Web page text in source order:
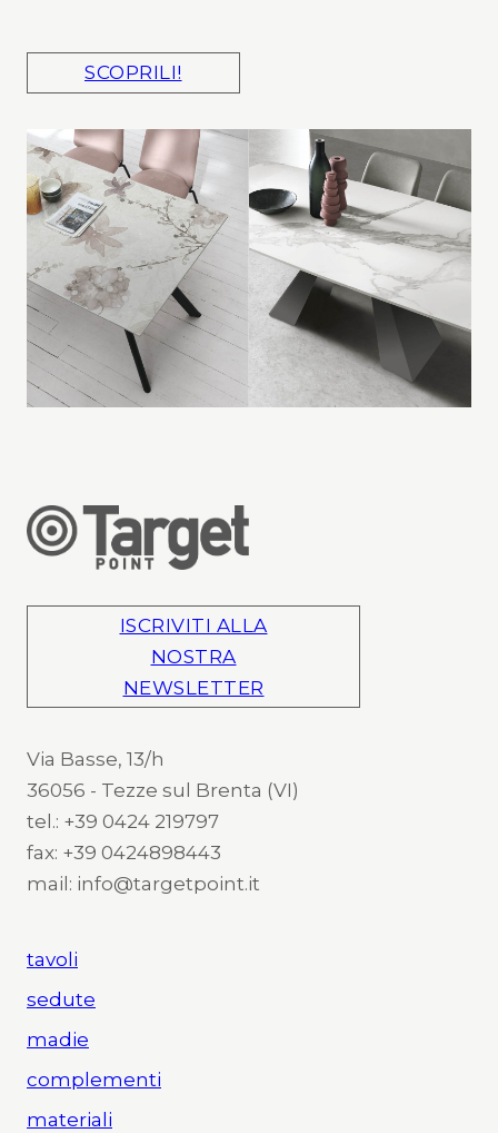
SCOPRILI!
ISCRIVITI ALLA
NOSTRA
NEWSLETTER
Via Basse, 13/h
36056 - Tezze sul Brenta (VI)
tel.: +39 0424 219797
fax: +39 0424898443
mail: info@targetpoint.it
tavoli
sedute
madie
complementi
materiali